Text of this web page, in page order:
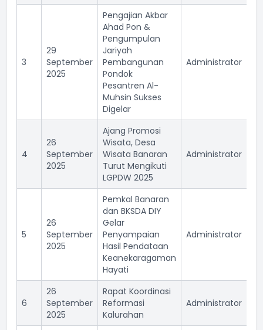
3
29
September
2025
Pengajian Akbar
Ahad Pon &
Pengumpulan
Jariyah
Pembangunan
Pondok
Pesantren Al-
Muhsin Sukses
Digelar
Administrator
4
26
September
2025
Ajang Promosi
Wisata, Desa
Wisata Banaran
Turut Mengikuti
LGPDW 2025
Administrator
5
26
September
2025
Pemkal Banaran
dan BKSDA DIY
Gelar
Penyampaian
Hasil Pendataan
Keanekaragaman
Hayati
Administrator
6
26
September
2025
Rapat Koordinasi
Reformasi
Kalurahan
Administrator